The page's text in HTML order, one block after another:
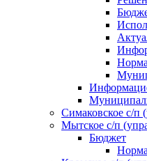
Симаковское с/п
Мытское с/п
Бюджет